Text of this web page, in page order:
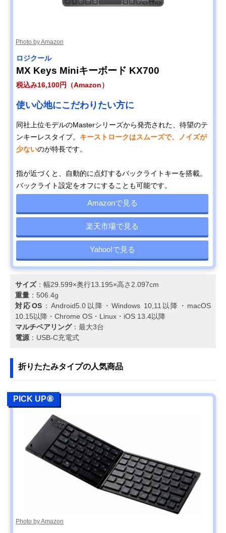
Photo by Amazon
ロジクール
MX Keys Miniキーボード KX700
税込み16,100円（Amazon）
使い心地にこだわりたい方に
同社上位モデルのMasterシリーズから発売された、待望のテ
ンキーレスタイプ。 キーストロークはスムーズで、ノイズが
少ないのが特長です。
指が近づくと、自動的に点灯するバックライトキーを搭載。
バックライト設定をオフにすることも可能です。
Amazonで見る
楽天市場で見る
Yahoo!で見る
サイズ：幅29.599×奥行13.195×高さ2.097cm
重量 ：506.4g
対応OS：Android5.0以降・Windows 10,11以降・macOS
10.15以降・Chrome OS・Linux・iOS 13.4以降
マルチペアリング：最大3台
電源 ：USB-C充電式
折りたたみタイプの人気商品
PICK UP⑧
Photo by Amazon